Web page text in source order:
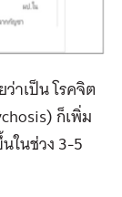
าเป็น โรคจิต
ก็เพิ่ม
ในช่วง 3-5